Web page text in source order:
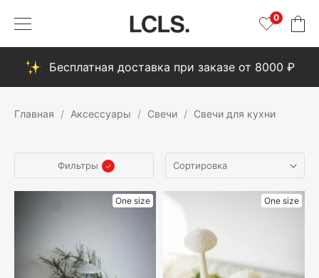
0
Бесплатная доставка при заказе от 8000 ₽
Главная Аксессуары Свечи Свечи для кухни
Фильтры
One size One size